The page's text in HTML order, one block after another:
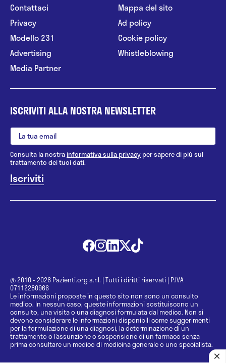
Contattaci
Privacy
Modello 231
Advertising
Media Partner
Mappa del sito
Ad policy
Cookie policy
Whistleblowing
ISCRIVITI ALLA NOSTRA NEWSLETTER
Consulta la nostrainformativa sulla privacy per sapere di più sul
trattamento dei tuoi dati.
@ 2010 - 2026 Pazienti.org s.r.l. | Tutti i diritti riservati | P.IVA
07112280966
Le informazioni proposte in questo sito non sono un consulto
medico. In nessun caso, queste informazioni sostituiscono un
consulto, una visita o una diagnosi formulata dal medico. Non si
devono considerare le informazioni disponibili come suggerimenti
per la formulazione di una diagnosi, la determinazione di un
trattamento o l’assunzione o sospensione di un farmaco senza
prima consultare un medico di medicina generale o uno specialista.